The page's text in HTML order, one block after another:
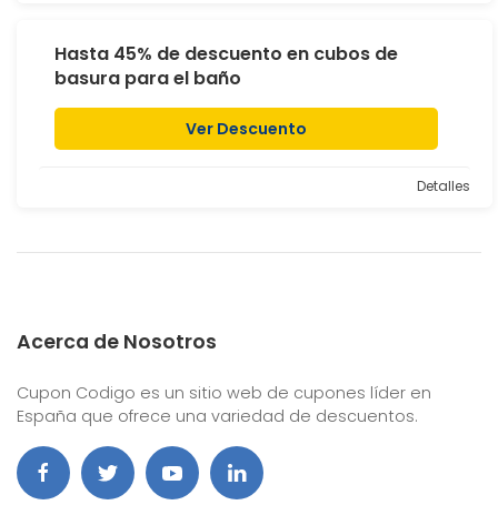
Hasta 45% de descuento en cubos de
basura para el baño
Ver Descuento
Detalles
Acerca de Nosotros
Cupon Codigo es un sitio web de cupones líder en
España que ofrece una variedad de descuentos.